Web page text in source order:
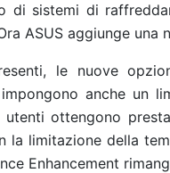
di sistemi di
ASUS aggiunge una
le nuove
anche un
ottengono
la limitazione della
Enhancement